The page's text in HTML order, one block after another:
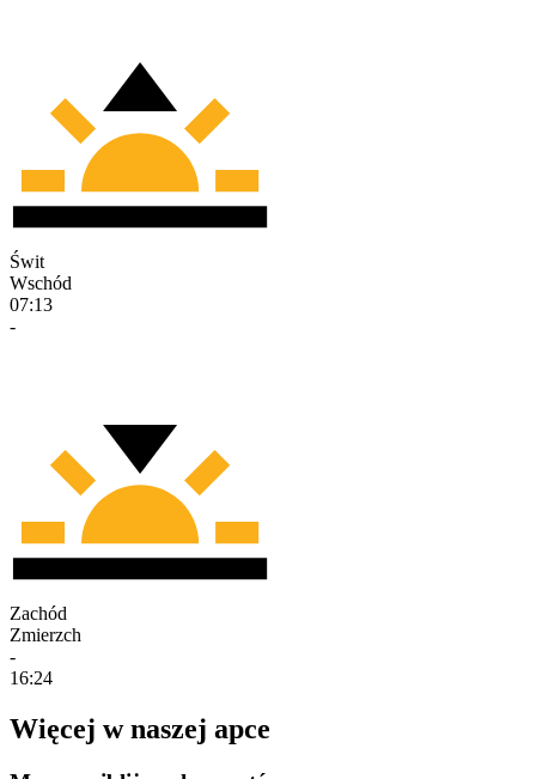
Świt
Wschód
07:13
-
Zachód
Zmierzch
-
16:24
Więcej w naszej apce